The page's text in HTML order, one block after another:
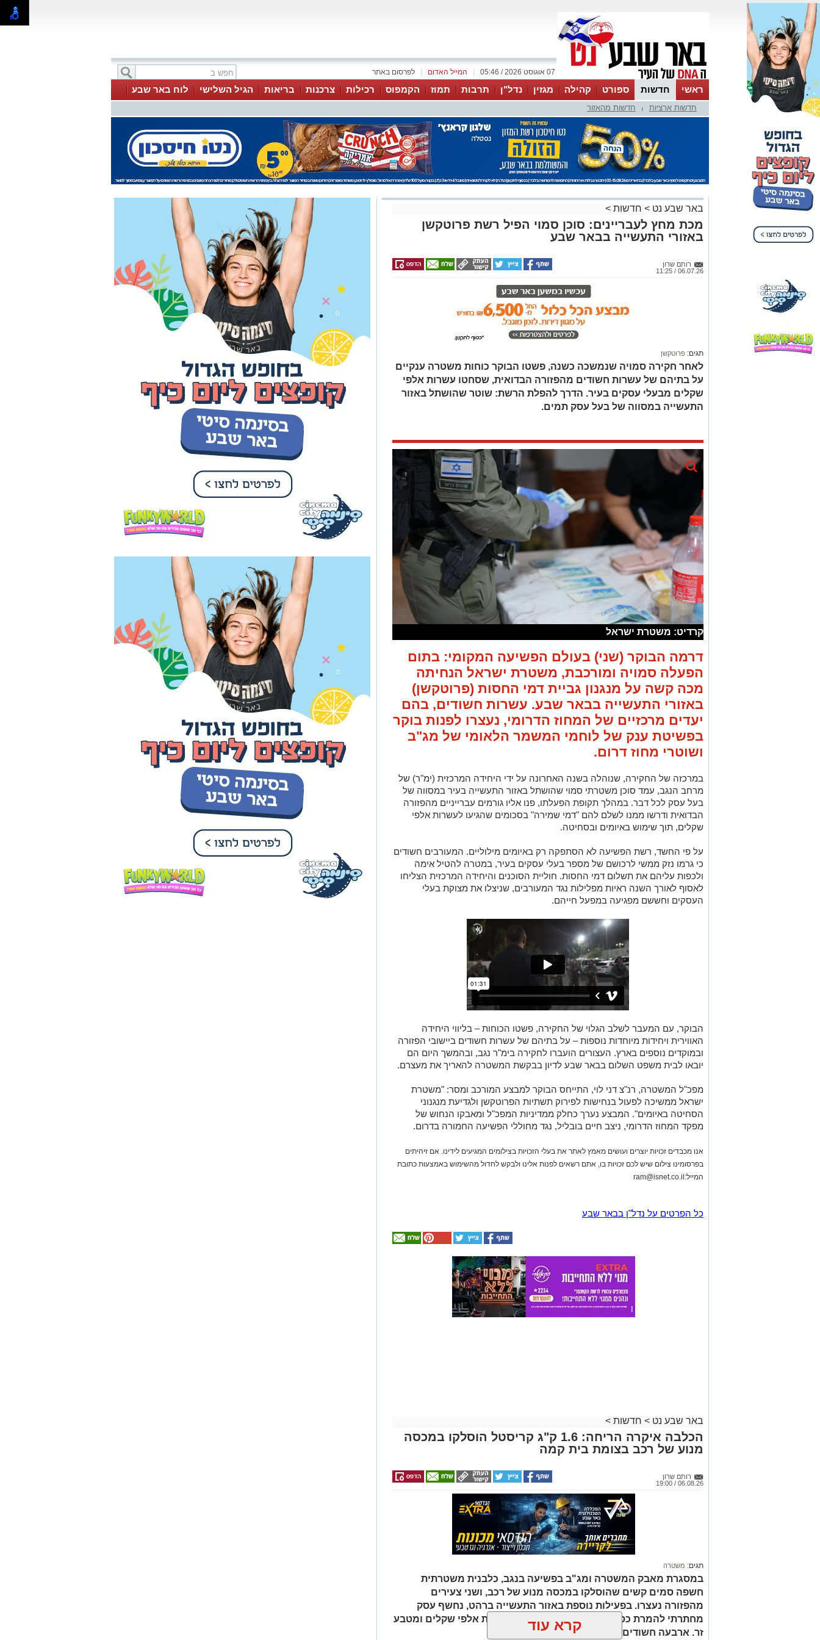
לפרסום באתר המייל האדום 07 אוגוסט 2026 / 05:46
ראשי חדשות ספורט קהילה מגזין נדל"ן תרבות תמוז הקמפוס רכילות צרכנות בריאות הגיל השלישי
לוח באר שבע
עסקים
טיפים והמלצותחדשות ארציות חדשות מהאזור
באר שבע נט > חדשות >
מכת מחץ לעבריינים: סוכן סמוי הפיל רשת פרוטקשן
באזורי התעשייה בבאר שבע
רותם שרון
06.07.26 / 11:25
תגים: פרוטקשן
לאחר חקירה סמויה שנמשכה כשנה, פשטו הבוקר כוחות משטרה ענקיים
על בתיהם של עשרות חשודים מהפזורה הבדואית, שסחטו עשרות אלפי
שקלים מבעלי עסקים בעיר. הדרך להפלת הרשת: שוטר שהושתל באזור
התעשייה במסווה של בעל עסק תמים.
קרדיט: משטרת ישראל
דרמה הבוקר (שני) בעולם הפשיעה המקומי: בתום
הפעלה סמויה ומורכבת, משטרת ישראל הנחיתה
מכה קשה על מנגנון גביית דמי החסות (פרוטקשן)
באזורי התעשייה בבאר שבע. עשרות חשודים, בהם
יעדים מרכזיים של המחוז הדרומי, נעצרו לפנות בוקר
בפשיטת ענק של לוחמי המשמר הלאומי של מג"ב
ושוטרי מחוז דרום.
במרכזה של החקירה, שנוהלה בשנה האחרונה על ידי היחידה המרכזית (ימ"ר) של
מרחב הנגב, עמד סוכן משטרתי סמוי שהושתל באזור התעשייה בעיר במסווה של
בעל עסק לכל דבר. במהלך תקופת הפעלתו, פנו אליו גורמים עברייניים מהפזורה
הבדואית ודרשו ממנו לשלם להם "דמי שמירה" בסכומים שהגיעו לעשרות אלפי
שקלים, תוך שימוש באיומים ובסחיטה.
על פי החשד, רשת הפשיעה לא הסתפקה רק באיומים מילוליים. המעורבים חשודים
כי גרמו נזק ממשי לרכושם של מספר בעלי עסקים בעיר, במטרה להטיל אימה
ולכפות עליהם את תשלום דמי החסות. חוליית הסוכנים והיחידה המרכזית הצליחו
לאסוף לאורך השנה ראיות מפלילות נגד המעורבים, שניצלו את מצוקת בעלי
העסקים וחששם מפגיעה במפעל חייהם.
הבוקר, עם המעבר לשלב הגלוי של החקירה, פשטו הכוחות – בליווי היחידה
האווירית ויחידות מיוחדות נוספות – על בתיהם של עשרות חשודים ביישובי הפזורה
ובמוקדים נוספים בארץ. העצורים הועברו לחקירה בימ"ר נגב, ובהמשך היום הם
יובאו לבית משפט השלום בבאר שבע לדיון בבקשת המשטרה להאריך את מעצרם.
מפכ"ל המשטרה, רנ"צ דני לוי, התייחס הבוקר למבצע המורכב ומסר: "משטרת
ישראל ממשיכה לפעול בנחישות לפירוק תשתיות הפרוטקשן ולגדיעת מנגנוני
הסחיטה באיומים". המבצע נערך כחלק ממדיניות המפכ"ל ומאבקו הנחוש של
מפקד המחוז הדרומי, ניצב חיים בובליל, נגד מחוללי הפשיעה החמורה בדרום.
אנו מכבדים זכויות יוצרים ועושים מאמץ לאתר את בעלי הזכויות בצילומים המגיעים לידינו. אם זיהיתים
בפרסומינו צילום שיש לכם זכויות בו, אתם רשאים לפנות אלינו ולבקש לחדול מהשימוש באמצעות כתובת
המייל:ram@isnet.co.il
כל הפרטים על נדל"ן בבאר שבע
באר שבע נט > חדשות >
הכלבה איקרה הריחה: 1.6 ק"ג קריסטל הוסלקו במכסה
מנוע של רכב בצומת בית קמה
רותם שרון
06.08.26 / 19:00
תגים: משטרה
במסגרת מאבק המשטרה ומג"ב בפשיעה בנגב, כלבנית משטרתית
חשפה סמים קשים שהוסלקו במכסה מנוע של רכב, ושני צעירים
מהפזורה נעצרו. בפעילות נוספת באזור התעשייה ברהט, נחשף עסק
מחתרתי להמרת כספים שנוהל מתוך רכב ובו עשרות אלפי שקלים ומטבע
זר. ארבעה חשודים נעצרו בסך הכל.קרא עוד